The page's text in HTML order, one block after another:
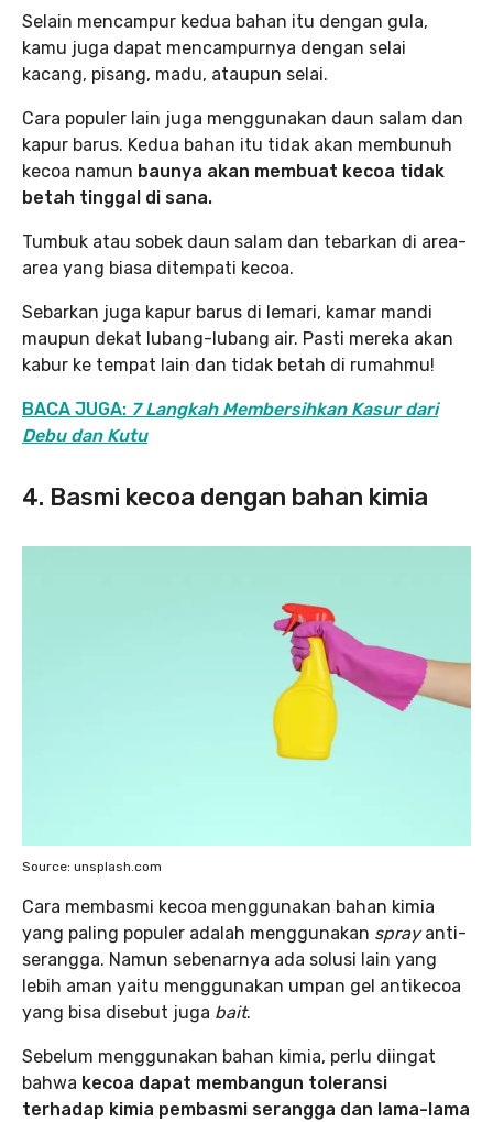
Selain mencampur kedua bahan itu dengan gula,
kamu juga dapat mencampurnya dengan selai
kacang, pisang, madu, ataupun selai.
Cara populer lain juga menggunakan daun salam dan
kapur barus. Kedua bahan itu tidak akan membunuh
kecoa namun baunya akan membuat kecoa tidak
betah tinggal di sana.
Tumbuk atau sobek daun salam dan tebarkan di area-
area yang biasa ditempati kecoa.
Sebarkan juga kapur barus di lemari, kamar mandi
maupun dekat lubang-lubang air. Pasti mereka akan
kabur ke tempat lain dan tidak betah di rumahmu!
BACA JUGA: 7 Langkah Membersihkan Kasur dari
Debu dan Kutu
4. Basmi kecoa dengan bahan kimia
Source: unsplash.com
Cara membasmi kecoa menggunakan bahan kimia
yang paling populer adalah menggunakan sprayanti-
serangga. Namun sebenarnya ada solusi lain yang
lebih aman yaitu menggunakan umpan gel antikecoa
yang bisa disebut juga bait.
Sebelum menggunakan bahan kimia, perlu diingat
bahwa kecoa dapat membangun toleransi
terhadap kimia pembasmi serangga dan lama-lama